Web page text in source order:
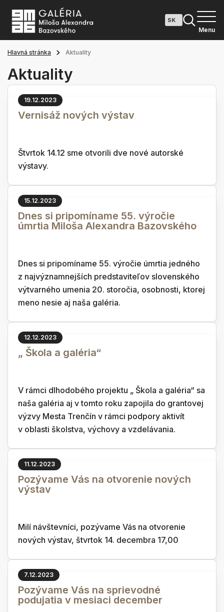
Menu
Hlavná stránka Aktuality
Aktuality
19.12.2023
Vernisáž nových výstav
Štvrtok 14.12 sme otvorili dve nové autorské
výstavy.
15.12.2023
Dnes si pripomíname 55. výročie
úmrtia Miloša Alexandra Bazovského
Dnes si pripomíname 55. výročie úmrtia jedného
z najvýznamnejších predstaviteľov slovenského
výtvarného umenia 20. storočia, osobnosti, ktorej
meno nesie aj naša galéria.
12.12.2023
„ Škola a galéria“
V rámci dlhodobého projektu „ Škola a galéria“ sa
naša galéria aj v tomto roku zapojila do grantovej
výzvy Mesta Trenčín v rámci podpory aktivít
v oblasti školstva, výchovy a vzdelávania.
11.12.2023
Pozývame Vás na otvorenie nových
výstav
Milí návštevníci, pozývame Vás na otvorenie
nových výstav, štvrtok 14. decembra 17,00
7.12.2023
Pozývame Vás na sprievodné
podujatia v mesiaci december